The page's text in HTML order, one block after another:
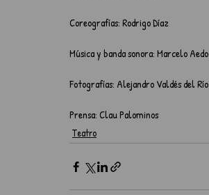
Coreografías: Rodrigo Díaz
Música y banda sonora: Marcelo Aedo
Fotografías: Alejandro Valdés del Río
Prensa: Clau Palominos
Teatro